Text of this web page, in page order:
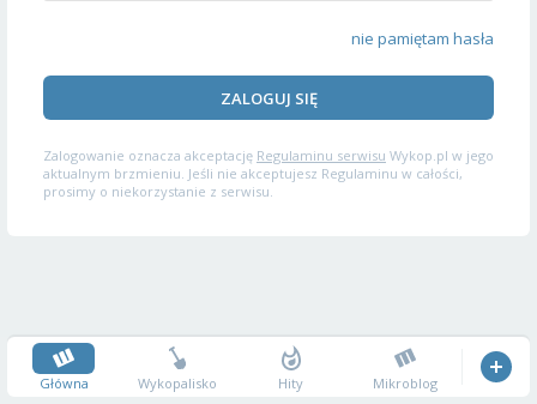
nie pamiętam hasła
ZALOGUJ SIĘ
Zalogowanie oznacza akceptację Regulaminu serwisu Wykop.pl w jego
aktualnym brzmieniu. Jeśli nie akceptujesz Regulaminu w całości,
prosimy o niekorzystanie z serwisu.
Główna Wykopalisko Hity Mikroblog